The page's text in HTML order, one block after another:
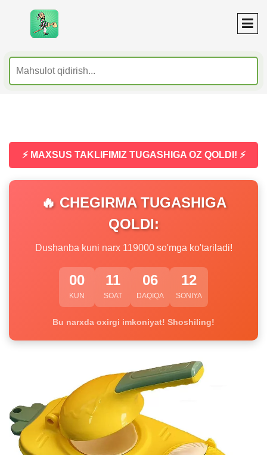
⚡ MAXSUS TAKLIFIMIZ TUGASHIGA OZ QOLDI! ⚡
🔥 CHEGIRMA TUGASHIGA
QOLDI:
Dushanba kuni narx 119000 so'mga ko'tariladi!
00
KUN
11
SOAT
06
DAQIQA
12
SONIYA
Bu narxda oxirgi imkoniyat! Shoshiling!